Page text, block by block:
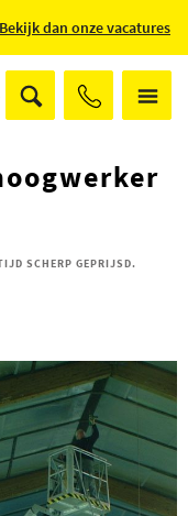
Bekijk dan onze vacatures
SCHERP GEPRIJSD.